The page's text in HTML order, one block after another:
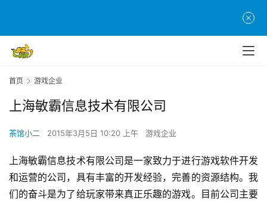
游
茶
创
游
业
界
首页 游戏企业
上海敏霸信息技术有限公司
茶馆小二 2015年3月5日 10:20 上午 游戏企业
上海敏霸信息技术有限公司是一家致力于进行游戏软件开发
和运营的公司，具有丰富的开发经验，完善的资源结构。我
们的奋斗是为了给玩家带来真正乐趣的游戏。目前公司主要